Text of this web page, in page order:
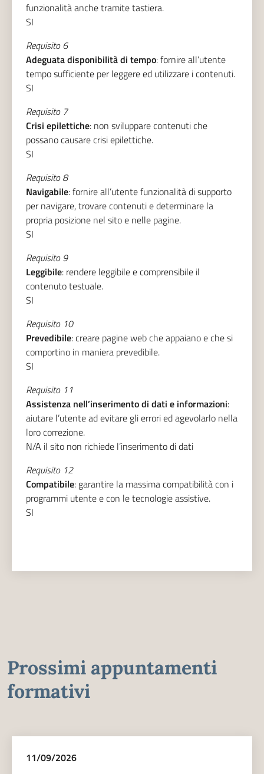
funzionalità anche tramite tastiera.
SI
Requisito 6
Adeguata disponibilità di tempo: fornire all’utente
tempo sufficiente per leggere ed utilizzare i contenuti.
SI
Requisito 7
Crisi epilettiche: non sviluppare contenuti che
possano causare crisi epilettiche.
SI
Requisito 8
Navigabile: fornire all’utente funzionalità di supporto
per navigare, trovare contenuti e determinare la
propria posizione nel sito e nelle pagine.
SI
Requisito 9
Leggibile: rendere leggibile e comprensibile il
contenuto testuale.
SI
Requisito 10
Prevedibile: creare pagine web che appaiano e che si
comportino in maniera prevedibile.
SI
Requisito 11
Assistenza nell’inserimento di dati e informazioni:
aiutare l’utente ad evitare gli errori ed agevolarlo nella
loro correzione.
N/A il sito non richiede l’inserimento di dati
Requisito 12
Compatibile: garantire la massima compatibilità con i
programmi utente e con le tecnologie assistive.
SI
Prossimi appuntamenti
formativi
11/09/2026